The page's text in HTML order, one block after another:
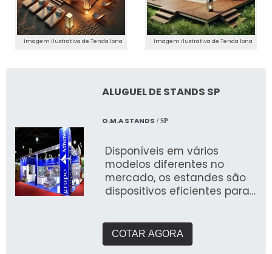
Imagem ilustrativa de Tenda lona Imagem ilustrativa de Tenda lona
ALUGUEL DE STANDS SP
O.M.A STANDS / SP
Disponíveis em vários
modelos diferentes no
mercado, os estandes são
dispositivos eficientes para
empresa
COTAR AGORA